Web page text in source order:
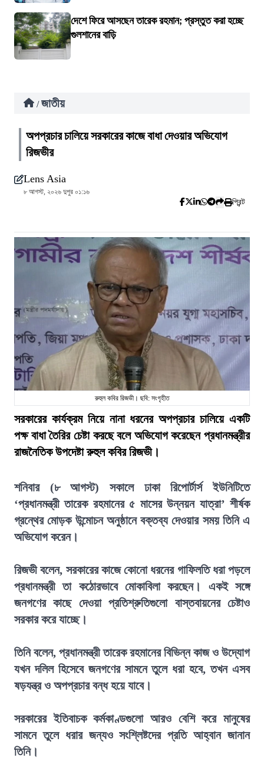
দেশে ফিরে আসছেন তারেক রহমান; প্রস্তুত করা হচ্ছে
গুলশানের বাড়ি
/ জাতীয়
অপপ্রচার চালিয়ে সরকারের কাজে বাধা দেওয়ার অভিযোগ
রিজভীর
Lens Asia
৮ আগস্ট, ২০২৬ দুপুর ০১:১৬
প্রিন্ট
রুহুল কবির রিজভী। ছবি: সংগৃহীত
সরকারের কার্যক্রম নিয়ে নানা ধরনের অপপ্রচার চালিয়ে একটি
পক্ষ বাধা তৈরির চেষ্টা করছে বলে অভিযোগ করেছেন প্রধানমন্ত্রীর
রাজনৈতিক উপদেষ্টা রুহুল কবির রিজভী।
শনিবার (৮ আগস্ট) সকালে ঢাকা রিপোর্টার্স ইউনিটিতে
‘প্রধানমন্ত্রী তারেক রহমানের ৫ মাসের উন্নয়ন যাত্রা’ শীর্ষক
গ্রন্থের মোড়ক উন্মোচন অনুষ্ঠানে বক্তব্য দেওয়ার সময় তিনি এ
অভিযোগ করেন।
রিজভী বলেন, সরকারের কাজে কোনো ধরনের গাফিলতি ধরা পড়লে
প্রধানমন্ত্রী তা কঠোরভাবে মোকাবিলা করছেন। একই সঙ্গে
জনগণের কাছে দেওয়া প্রতিশ্রুতিগুলো বাস্তবায়নের চেষ্টাও
সরকার করে যাচ্ছে।
তিনি বলেন, প্রধানমন্ত্রী তারেক রহমানের বিভিন্ন কাজ ও উদ্যোগ
যখন দলিল হিসেবে জনগণের সামনে তুলে ধরা হবে, তখন এসব
ষড়যন্ত্র ও অপপ্রচার বন্ধ হয়ে যাবে।
সরকারের ইতিবাচক কর্মকাণ্ডগুলো আরও বেশি করে মানুষের
সামনে তুলে ধরার জন্যও সংশ্লিষ্টদের প্রতি আহ্বান জানান
তিনি।